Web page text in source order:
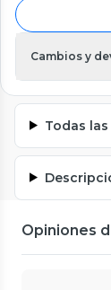
Cambios y
Todas
Opiniones